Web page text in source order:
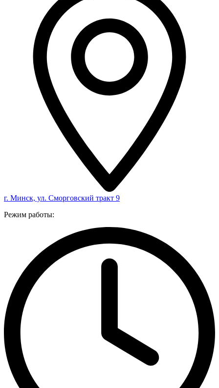
г. Минск, ул. Сморговский тракт 9
Режим работы: